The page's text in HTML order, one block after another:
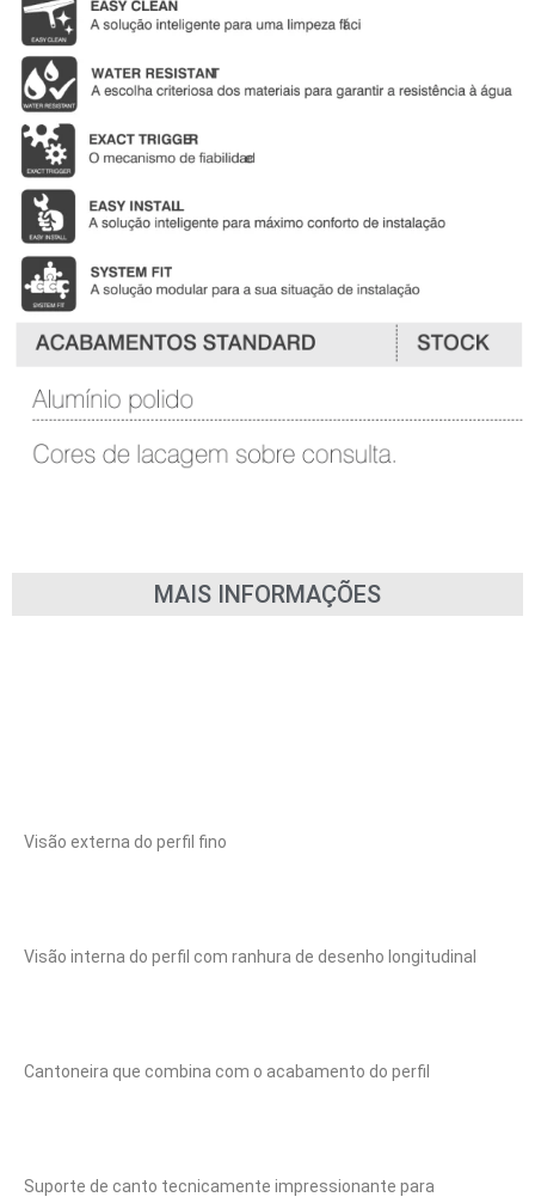
MAIS INFORMAÇÕES
Visão externa do perfil fino
Visão interna do perfil com ranhura de desenho longitudinal
Cantoneira que combina com o acabamento do perfil
Suporte de canto tecnicamente impressionante para